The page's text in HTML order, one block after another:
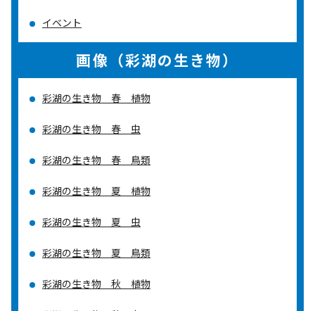
イベント
画像（彩湖の生き物）
彩湖の生き物 春 植物
彩湖の生き物 春 虫
彩湖の生き物 春 鳥類
彩湖の生き物 夏 植物
彩湖の生き物 夏 虫
彩湖の生き物 夏 鳥類
彩湖の生き物 秋 植物